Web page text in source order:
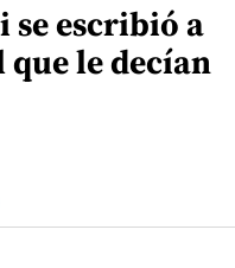
se escribió a
le decían